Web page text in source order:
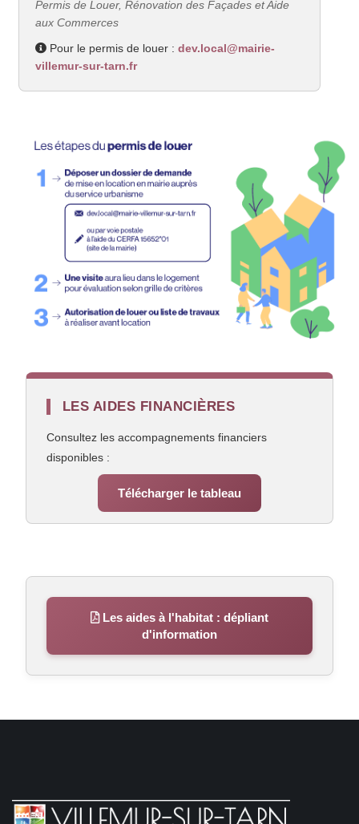
Permis de Louer, Rénovation des Façades et Aide
aux Commerces
Pour le permis de louer :dev.local@mairie-
villemur-sur-tarn.fr
LES AIDES FINANCIÈRES
Consultez les accompagnements financiers
disponibles :
Télécharger le tableau
Les aides à l'habitat : dépliant
d'information